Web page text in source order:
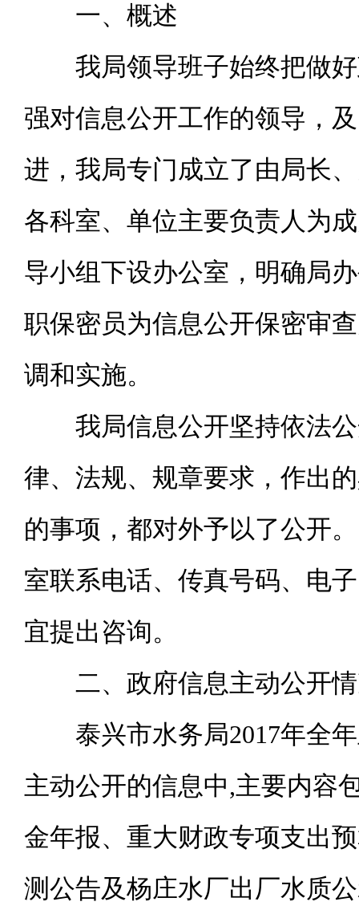
一、概述
我局领导班子始终把做好
强对信息公开工作的领导，
进，我局专门成立了由局长
各科室、单位主要负责人为
导小组下设办公室，明确局
职保密员为信息公开保密审
调和实施。
我局信息公开坚持依法公
律、法规、规章要求，作出
的事项，都对外予以了公开
室联系电话、传真号码、电
宜提出咨询。
二、政府信息主动公开
泰兴市水务局2017年全
主动公开的信息中,主要内容
金年报、重大财政专项支出
测公告及杨庄水厂出厂水质